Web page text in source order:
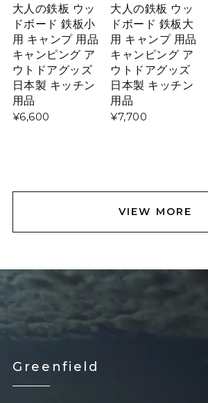
大人の鉄板 ウッ
ドボード 鉄板小
用 キャンプ 用品
キャンピング ア
ウトドアグッズ
日本製 キッチン
用品
¥6,600
大人の鉄板 ウッ
ドボード 鉄板大
用 キャンプ 用品
キャンピング ア
ウトドアグッズ
日本製 キッチン
用品
¥7,700
VIEW MORE
Greenfield